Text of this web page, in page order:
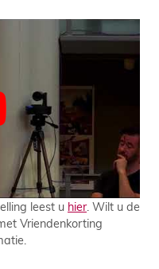
leest u hier. Wilt u de
Vriendenkorting